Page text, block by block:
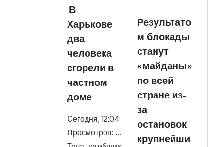
В
Харькове
два
человека
сгорели в
частном
доме
Сегодня, 12:04
Просмотров: …
Результато
м блокады
станут
«майданы»
по всей
стране из-
за
остановок
крупнейши